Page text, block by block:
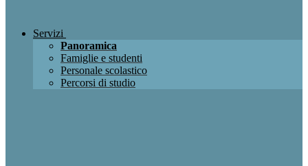
Servizi
Panoramica
Famiglie e studenti
Personale scolastico
Percorsi di studio